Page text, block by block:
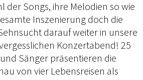
der Songs, ihre Melodien so wie
Inszenierung doch die
darauf weiter in unsere
Konzertabend! 25
Sänger prä­sentieren die
von vier Lebensreisen als